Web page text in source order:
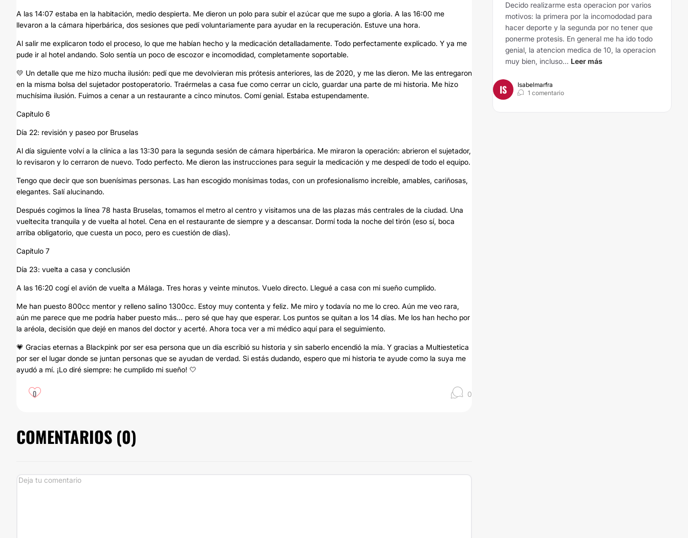
A las 14:07 estaba en la habitación, medio despierta. Me dieron un polo para subir el azúcar que me supo a gloria. A las 16:00 me
llevaron a la cámara hiperbárica, dos sesiones que pedí voluntariamente para ayudar en la recuperación. Estuve una hora.
Al salir me explicaron todo el proceso, lo que me habían hecho y la medicación detalladamente. Todo perfectamente explicado. Y ya me
pude ir al hotel andando. Solo sentía un poco de escozor e incomodidad, completamente soportable.
💛 Un detalle que me hizo mucha ilusión: pedí que me devolvieran mis prótesis anteriores, las de 2020, y me las dieron. Me las entregaron
en la misma bolsa del sujetador postoperatorio. Traérmelas a casa fue como cerrar un ciclo, guardar una parte de mi historia. Me hizo
muchísima ilusión. Fuimos a cenar a un restaurante a cinco minutos. Comí genial. Estaba estupendamente.
Capítulo 6
Día 22: revisión y paseo por Bruselas
Al día siguiente volví a la clínica a las 13:30 para la segunda sesión de cámara hiperbárica. Me miraron la operación: abrieron el sujetador,
lo revisaron y lo cerraron de nuevo. Todo perfecto. Me dieron las instrucciones para seguir la medicación y me despedí de todo el equipo.
Tengo que decir que son buenísimas personas. Las han escogido monísimas todas, con un profesionalismo increíble, amables, cariñosas,
elegantes. Salí alucinando.
Después cogimos la línea 78 hasta Bruselas, tomamos el metro al centro y visitamos una de las plazas más centrales de la ciudad. Una
vueltecita tranquila y de vuelta al hotel. Cena en el restaurante de siempre y a descansar. Dormí toda la noche del tirón (eso sí, boca
arriba obligatorio, que cuesta un poco, pero es cuestión de días).
Capítulo 7
Día 23: vuelta a casa y conclusión
A las 16:20 cogí el avión de vuelta a Málaga. Tres horas y veinte minutos. Vuelo directo. Llegué a casa con mi sueño cumplido.
Me han puesto 800cc mentor y relleno salino 1300cc. Estoy muy contenta y feliz. Me miro y todavía no me lo creo. Aún me veo rara,
aún me parece que me podría haber puesto más... pero sé que hay que esperar. Los puntos se quitan a los 14 días. Me los han hecho por
la aréola, decisión que dejé en manos del doctor y acerté. Ahora toca ver a mi médico aquí para el seguimiento.
💗 Gracias eternas a Blackpink por ser esa persona que un día escribió su historia y sin saberlo encendió la mía. Y gracias a Multiestetica
por ser el lugar donde se juntan personas que se ayudan de verdad. Si estás dudando, espero que mi historia te ayude como la suya me
ayudó a mí. ¡Lo diré siempre: he cumplido mi sueño! 🤍
0 0
COMENTARIOS (0)
Decido realizarme esta operacion por varios
motivos: la primera por la incomododad para
hacer deporte y la segunda por no tener que
ponerme protesis. En general me ha ido todo
genial, la atencion medica de 10, la operacion
muy bien, incluso... Leer más
IS
Isabelmarfra
1 comentario